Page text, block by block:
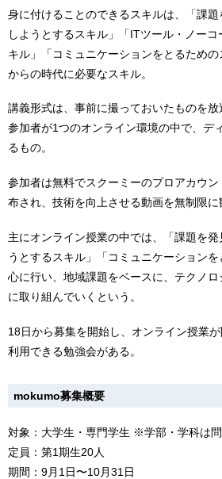
身に付けることのできるスキルは、「課
しようとするスキル」「ITツール・ノー
キル」「コミュニケーションをとるため
からの時代に必要なスキル。
講義形式は、事前に撮っておいたものを放
参加者が1つのオンライン環境の中で、デ
るもの。
参加者は無料でスクーミーのプロアカウ
布され、技術を向上させる動画を無制限に
主にオンライン授業の中では、「課題を
うとするスキル」「コミュニケーション
心に行い、地域課題をベースに、テクノ
に取り組んでいくという。
18日から募集を開始し、オンライン授業
利用できる勉強会がある。
mokumo募集概要
対象：大学生・専門学生 ※学部・学科は
定員：第1期生20人
期間：9月1日〜10月31日